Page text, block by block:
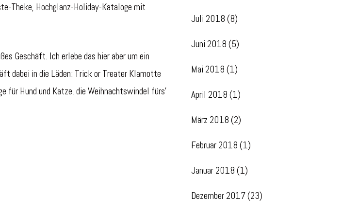
Theke, Hochglanz-Holiday-Kataloge mit
Geschäft. Ich erlebe das hier aber um ein
dabei in die Läden: Trick or Treater Klamotte
für Hund und Katze, die Weihnachtswindel fürs’
Juli 2018 (8)
Juni 2018 (5)
Mai 2018 (1)
April 2018 (1)
März 2018 (2)
Februar 2018 (1)
Januar 2018 (1)
Dezember 2017(23)